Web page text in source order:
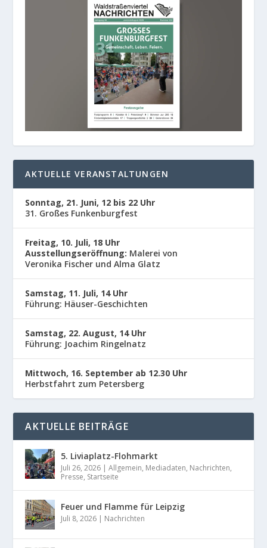
AKTUELLE VERANSTALTUNGEN
Sonntag, 21. Juni, 12 bis 22 Uhr
31. Großes Funkenburgfest
Freitag, 10. Juli, 18 Uhr
Ausstellungseröffnung: Malerei von
Veronika Fischer und Alma Glatz
Samstag, 11. Juli, 14 Uhr
Führung: Häuser-Geschichten
Samstag, 22. August, 14 Uhr
Führung: Joachim Ringelnatz
Mittwoch, 16. September ab 12.30 Uhr
Herbstfahrt zum Petersberg
AKTUELLE BEITRÄGE
5. Liviaplatz-Flohmarkt
Juli 26, 2026 |Allgemein, Mediadaten, Nachrichten,
Presse, Startseite
Feuer und Flamme für Leipzig
Juli 8, 2026 | Nachrichten